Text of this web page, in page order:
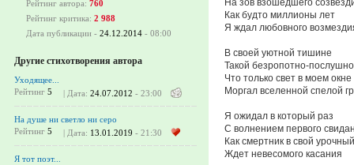
Рейтинг автора: 760
Рейтинг критика: 2 988
Дата публикации - 24.12.2014 - 08:00
Другие стихотворения автора
Уходящее...
Рейтинг 5 | Дата: 24.07.2012 - 23:00
На душе ни светло ни серо
Рейтинг 5 | Дата: 13.01.2019 - 21:30
Я тот поэт...
Как будто миллионы лет
Я ждал любовного
В своей уютной тишине
Такой безропотно-
Что только свет в моем окне
Моргал вселенной спелой
Я ожидал в который раз
С волнением первого
Как смертник в свой
Ждет невесомого касания